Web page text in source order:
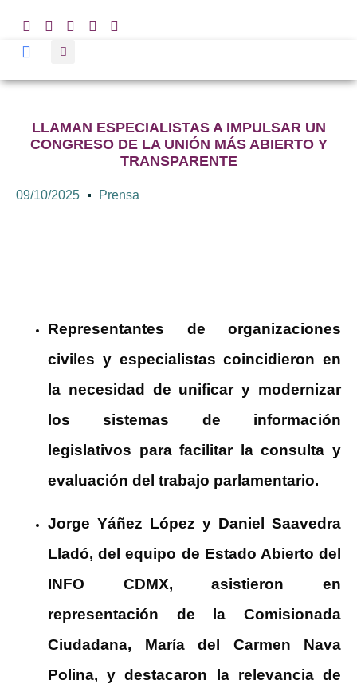
LLAMAN ESPECIALISTAS A IMPULSAR UN
CONGRESO DE LA UNIÓN MÁS ABIERTO Y
TRANSPARENTE
09/10/2025 Prensa
Representantes de organizaciones
civiles y especialistas coincidieron en
la necesidad de unificar y modernizar
los sistemas de información
legislativos para facilitar la consulta y
evaluación del trabajo parlamentario.
Jorge Yáñez López y Daniel Saavedra
Lladó, del equipo de Estado Abierto del
INFO CDMX, asistieron en
representación de la Comisionada
Ciudadana, María del Carmen Nava
Polina, y destacaron la relevancia de